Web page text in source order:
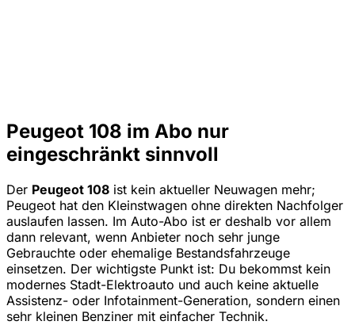
Peugeot 108 im Abo nur
eingeschränkt sinnvoll
Der Peugeot 108 ist kein aktueller Neuwagen mehr;
Peugeot hat den Kleinstwagen ohne direkten Nachfolger
auslaufen lassen. Im Auto-Abo ist er deshalb vor allem
dann relevant, wenn Anbieter noch sehr junge
Gebrauchte oder ehemalige Bestandsfahrzeuge
einsetzen. Der wichtigste Punkt ist: Du bekommst kein
modernes Stadt-Elektroauto und auch keine aktuelle
Assistenz- oder Infotainment-Generation, sondern einen
sehr kleinen Benziner mit einfacher Technik.